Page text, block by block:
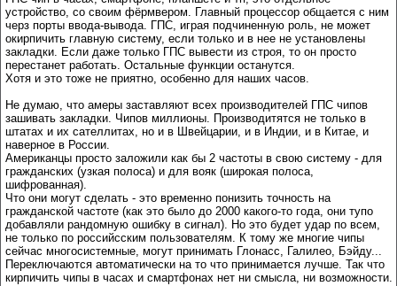
устройство, со своим фёрмвером. Главный процессор общается с ним
черз порты ввода-вывода. ГПС, играя подчиненную роль, не может
окирпичить главную систему, если только и в нее не установлены
закладки. Если даже только ГПС вывести из строя, то он просто
перестанет работать. Остальные функции останутся.
Хотя и это тоже не приятно, особенно для наших часов.
Не думаю, что амеры заставляют всех производителей ГПС чипов
зашивать закладки. Чипов миллионы. Производитятся не только в
штатах и их сателлитах, но и в Швейцарии, и в Индии, и в Китае, и
наверное в России.
Американцы просто заложили как бы 2 частоты в свою систему - для
гражданских (узкая полоса) и для вояк (широкая полоса,
шифрованная).
Что они могут сделать - это временно понизить точность на
гражданской частоте (как это было до 2000 какого-то года, они тупо
добавляли рандомную ошибку в сигнал). Но это будет удар по всем,
не только по российсским пользователям. К тому же многие чипы
сейчас многосистемные, могут принимать Глонасс, Галилео, Бэйду...
Переключаются автоматически на то что принимается лучше. Так что
кирпичить чипы в часах и смартфонах нет ни смысла, ни возможности.